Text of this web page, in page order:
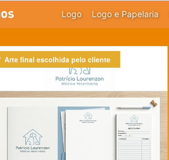
Logo Logo e Papelaria
Arte final escolhida pelo cliente